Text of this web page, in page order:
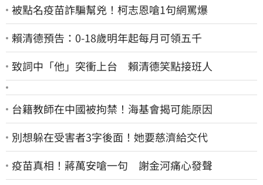
被點名疫苗詐騙幫兇！柯志恩嗆1句網罵爆
賴清德預告：0-18歲明年起每月可領五千
致詞中「他」突衝上台 賴清德笑點接班人
台籍教師在中國被拘禁！海基會揭可能原因
別想躲在受害者3字後面！她要慈濟給交代
疫苗真相！蔣萬安嗆一句 謝金河痛心發聲